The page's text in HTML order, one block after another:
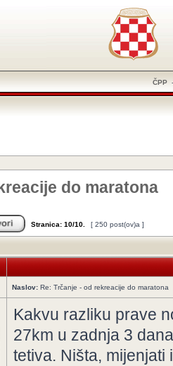
ČPP
do maratona
Stranica: 10/10 [ 250 post(ov)a ]
Naslov: Re: Trčanje - od rekreacije do maratona
Kakvu razliku prave
27km u zadnja 3
tetiva. Ništa, mijenjati